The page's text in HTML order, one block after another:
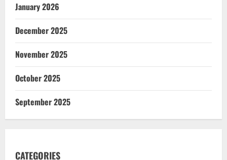
January 2026
December 2025
November 2025
October 2025
September 2025
CATEGORIES